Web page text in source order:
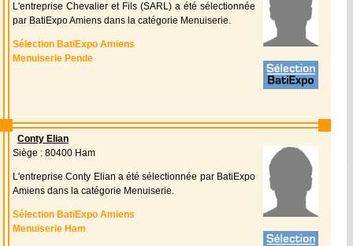
L'entreprise Chevalier et Fils (SARL) a été sélectionnée
par BatiExpo Amiens dans la catégorie Menuiserie.
Sélection BatiExpo Amiens
Menuiserie Pende
Conty Elian
Siège : 80400 Ham
L'entreprise Conty Elian a été sélectionnée par BatiExpo
Amiens dans la catégorie Menuiserie.
Sélection BatiExpo Amiens
Menuiserie Ham